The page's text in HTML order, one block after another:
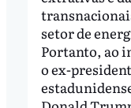
setor de
Portanto, ao
o ex-